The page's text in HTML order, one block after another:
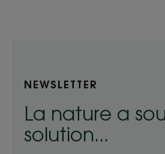
NEWSLETTER
La nature a
solution...